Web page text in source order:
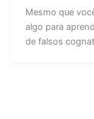
Mesmo que
algo para
de falsos